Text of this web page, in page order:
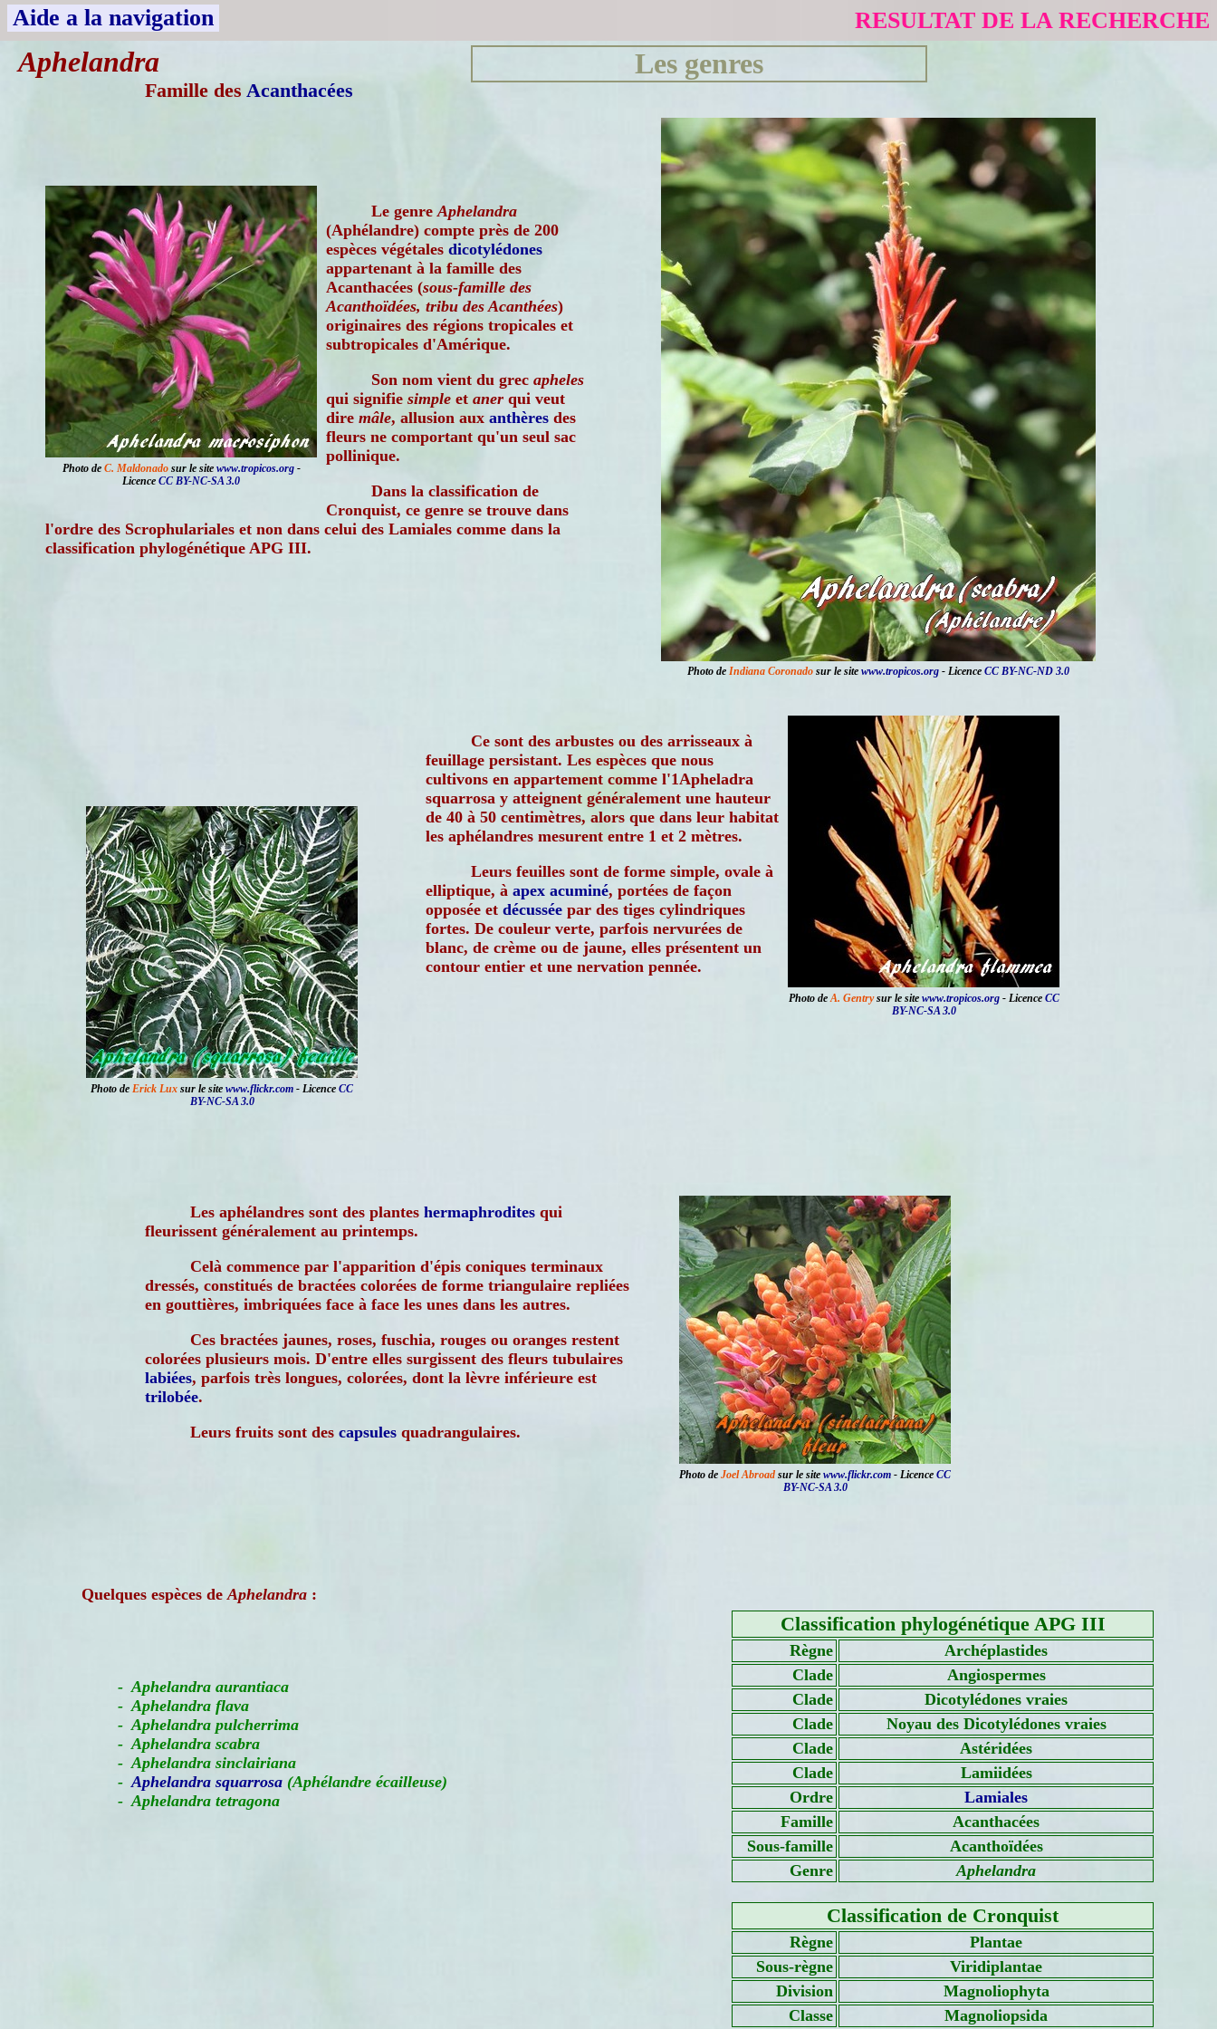
Aide a la navigation RESULTAT DE LA RECHERCHE
Aphelandra
Famille des Acanthacées
Les genres
Photo de Indiana Coronado sur le site www.tropicos.org - Licence CC BY-NC-ND 3.0
Photo de C. Maldonadosur le site www.tropicos.org-
Licence CC BY-NC-SA 3.0
Le genreAphelandra
(Aphélandre) compte près de 200
espèces végétales dicotylédones
appartenant à la famille des
Acanthacées (sous-famille des
Acanthoïdées, tribu des Acanthées)
originaires des régions tropicales et
subtropicales d'Amérique.
Son nom vient du grec apheles
qui signifie simple et aner qui veut
dire mâle, allusion aux anthères des
fleurs ne comportant qu'un seul sac
pollinique.
Dans la classification de
Cronquist, ce genre se trouve dans
l'ordre des Scrophulariales et non dans celui des Lamiales comme dans la
classification phylogénétique APG III.
Photo deA. Gentrysur le site www.tropicos.org- Licence CC
BY-NC-SA 3.0
Ce sont des arbustes ou des arrisseaux à
feuillage persistant. Les espèces que nous
cultivons en appartement comme l'1Apheladra
squarrosa y atteignent généralement une hauteur
de 40 à 50 centimètres, alors que dans leur habitat
les aphélandres mesurent entre 1 et 2 mètres.
Leurs feuilles sont de forme simple, ovale à
elliptique, à apex acuminé, portées de façon
opposée et décussée par des tiges cylindriques
fortes. De couleur verte, parfois nervurées de
blanc, de crème ou de jaune, elles présentent un
contour entier et une nervation pennée.
Photo de Erick Lux sur le site www.flickr.com - Licence CC
BY-NC-SA 3.0
Photo de Joel Abroad sur le site www.flickr.com - Licence CC
BY-NC-SA 3.0
Les aphélandres sont des plantes hermaphrodites qui
fleurissent généralement au printemps.
Celà commence par l'apparition d'épis coniques terminaux
dressés, constitués de bractées colorées de forme triangulaire repliées
en gouttières, imbriquées face à face les unes dans les autres.
Ces bractées jaunes, roses, fuschia, rouges ou oranges restent
colorées plusieurs mois. D'entre elles surgissent des fleurs tubulaires
labiées, parfois très longues, colorées, dont la lèvre inférieure est
trilobée.
Leurs fruits sont des capsules quadrangulaires.
Quelques espèces deAphelandra :
-Aphelandra aurantiaca
- Aphelandra flava
- Aphelandra pulcherrima
- Aphelandra scabra
- Aphelandra sinclairiana
-Aphelandra squarrosa (Aphélandre écailleuse)
- Aphelandra tetragona
Classification phylogénétique APG III
Règne
Archéplastides
Clade
Angiospermes
Clade
Dicotylédones vraies
Clade
Noyau des Dicotylédones vraies
Clade
Astéridées
Clade
Lamiidées
Ordre
Lamiales
Famille
Acanthacées
Sous-famille
Acanthoïdées
Genre
Aphelandra
Classification de Cronquist
Règne
Plantae
Sous-règne
Viridiplantae
Division
Magnoliophyta
Classe
Magnoliopsida